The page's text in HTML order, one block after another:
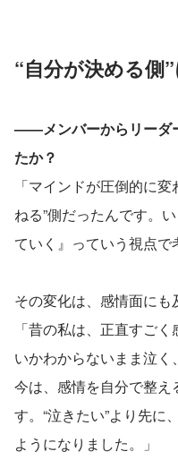
“自分が決める側
――メンバーからリーダ
たか？
「マインドが圧倒的に
ねる”側だったんです。
ていく』っていう視点で
その変化は、感情面にも
「昔の私は、正直すご
いかわからないまま泣
今は、感情を自分で整え
す。“泣きたい”より先に
ようになりました。」